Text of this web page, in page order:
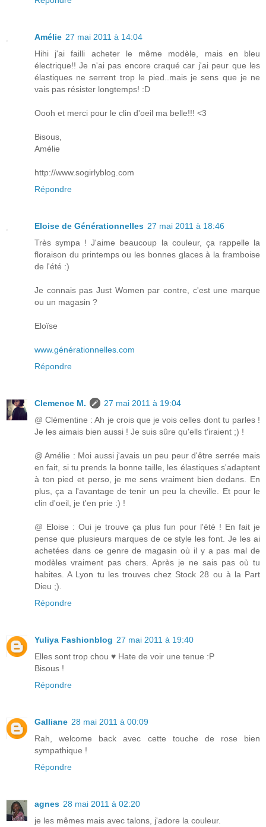
Amélie 27 mai 2011 à 14:04
Hihi j'ai failli acheter le même modèle, mais en bleu
électrique!! Je n'ai pas encore craqué car j'ai peur que les
élastiques ne serrent trop le pied..mais je sens que je ne
vais pas résister longtemps! :D
Oooh et merci pour le clin d'oeil ma belle!!! <3
Bisous,
Amélie
http://www.sogirlyblog.com
Répondre
Eloise de Générationnelles 27 mai 2011 à 18:46
Très sympa ! J'aime beaucoup la couleur, ça rappelle la
floraison du printemps ou les bonnes glaces à la framboise
de l'été :)
Je connais pas Just Women par contre, c'est une marque
ou un magasin ?
Eloïse
www.générationnelles.com
Répondre
Clemence M.
27 mai 2011 à 19:04
@ Clémentine : Ah je crois que je vois celles dont tu parles !
Je les aimais bien aussi ! Je suis sûre qu'ells t'iraient ;) !
@ Amélie : Moi aussi j'avais un peu peur d'être serrée mais
en fait, si tu prends la bonne taille, les élastiques s'adaptent
à ton pied et perso, je me sens vraiment bien dedans. En
plus, ça a l'avantage de tenir un peu la cheville. Et pour le
clin d'oeil, je t'en prie :) !
@ Eloise : Oui je trouve ça plus fun pour l'été ! En fait je
pense que plusieurs marques de ce style les font. Je les ai
achetées dans ce genre de magasin où il y a pas mal de
modèles vraiment pas chers. Après je ne sais pas où tu
habites. A Lyon tu les trouves chez Stock 28 ou à la Part
Dieu ;).
Répondre
Yuliya Fashionblog 27 mai 2011 à 19:40
Elles sont trop chou ♥ Hate de voir une tenue :P
Bisous !
Répondre
Galliane 28 mai 2011 à 00:09
Rah, welcome back avec cette touche de rose bien
sympathique !
Répondre
agnes 28 mai 2011 à 02:20
je les mêmes mais avec talons, j'adore la couleur.